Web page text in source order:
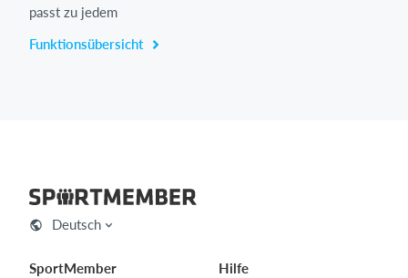
passt zu jedem
Funktionsübersicht
Deutsch
SportMember
Hilfe